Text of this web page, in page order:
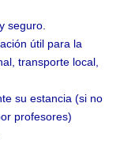
seguro.
útil para la
transporte local,
su estancia (si no
profesores)